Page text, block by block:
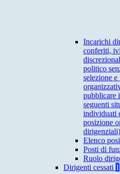
Incarichi
conferiti,
politico
selezione
pubblicare
seguenti
individuati
posizione
dirigenziali)
Elenco
Posti di
Ruolo
Dirigenti cessati 1